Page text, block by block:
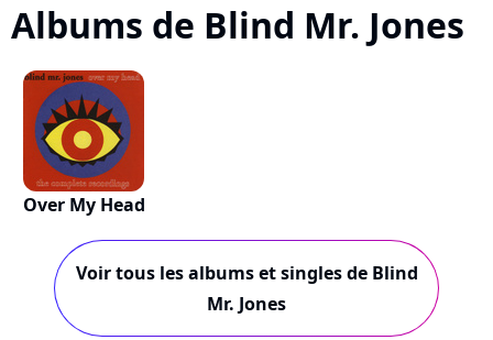
Albums de Blind Mr. Jones
Over My Head
Voir tous les albums et singles de Blind
Mr. Jones